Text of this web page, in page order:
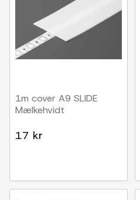
1m cover A9 SLIDE
Mælkehvidt
17 kr